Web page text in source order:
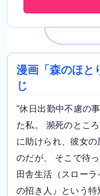
漫画「森のほと
じ
"休日出勤中不慮の
た私。 瀕死のとこ
に助けられ、彼女
のだが、 そこで待
田舎生活（スロー
の招き人』という特